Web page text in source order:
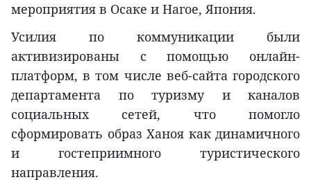
мероприятия в Осаке и Нагое, Япония.
Усилия по коммуникации были
активизированы с помощью онлайн-
платформ, в том числе веб-сайта городского
департамента по туризму и каналов
социальных сетей, что помогло
сформировать образ Ханоя как динамичного
и гостеприимного туристического
направления.